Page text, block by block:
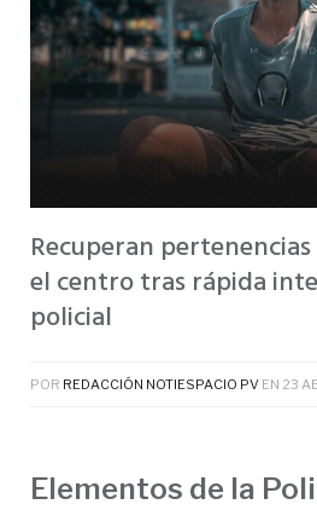
Recuperan
el centro tras rápida
policial
POR REDACCIÓN NOTIESPACIO PV EN 23
Elementos de la